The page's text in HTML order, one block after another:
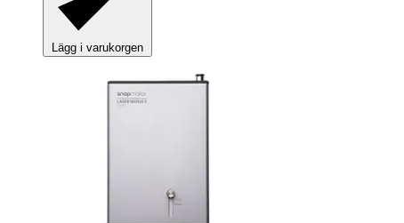
Lägg i varukorgen